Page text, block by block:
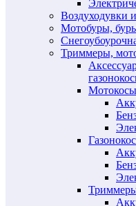
Воздуходувки
Мотобуры,
Триммеры,
Мотокосы